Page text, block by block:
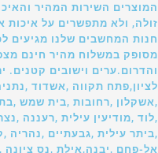
המוצרים השירות המהיר
זולה, ולא מתפשרים על איכות
חנות המחשבים שלנו מגיעים
מסופק במשלוח מהיר חינם
והדרום.ערים וישובים קטנים.
לציון,פתח תקווה ,אשדוד
,אשקלון ,רחובות ,בית שמש
,לוד ,מודיעין עילית ,רעננה
,ביתר עילית ,גבעתיים ,נהריה
אל-פחם ,יבנה,אילת ,נס ציונה